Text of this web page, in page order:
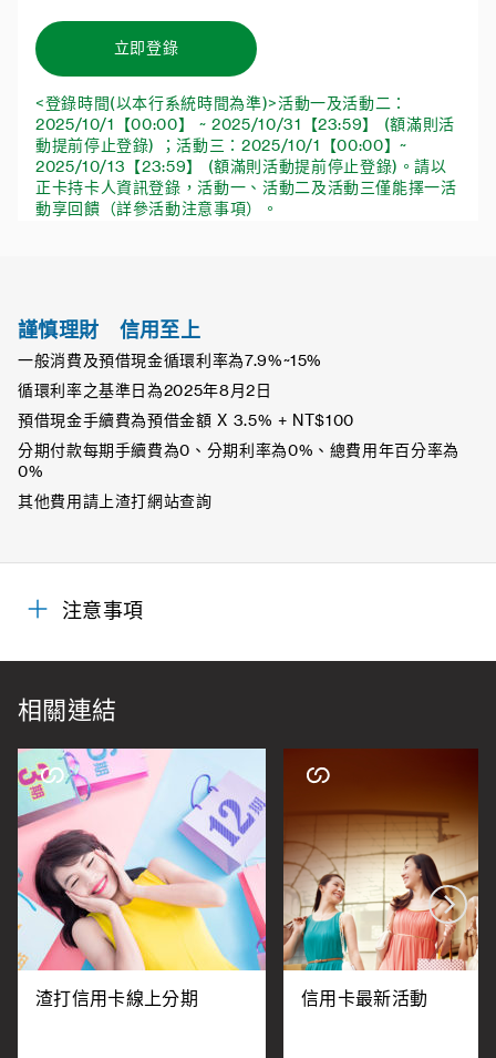
立即登錄
<登錄時間(以本行系統時間為準)>活動一及活動二：
2025/10/1【00:00】 ~ 2025/10/31【23:59】 (額滿則活
動提前停止登錄) ；活動三：2025/10/1【00:00】~
2025/10/13【23:59】 (額滿則活動提前停止登錄)。請以
正卡持卡人資訊登錄，活動一、活動二及活動三僅能擇一活
動享回饋（詳參活動注意事項）。
謹慎理財 信用至上
一般消費及預借現金循環利率為7.9%~15%
循環利率之基準日為2025年8月2日
預借現金手續費為預借金額 X 3.5% + NT$100
分期付款每期手續費為0、分期利率為0%、總費用年百分率為
0%
其他費用請上渣打網站查詢
注意事項
相關連結
渣打信用卡線上分期 信用卡最新活動